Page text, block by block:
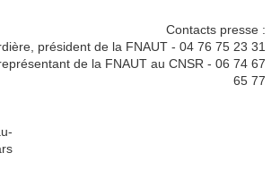
Contacts presse :
président de la FNAUT - 04 76 75 23 31
de la FNAUT au CNSR - 06 74 67
65 77